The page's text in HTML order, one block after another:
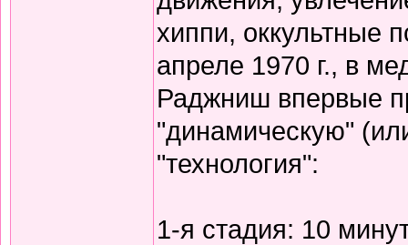
хиппи, оккультные
апреле 1970 г., в
Раджниш впервые
"динамическую"
"технология":
1-я стадия: 10